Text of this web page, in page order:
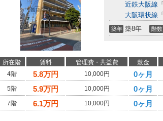
近鉄大阪線 「
大阪環状線 「
築年 築8年 階数
所在階 賃料 管理費・共益費 敷金
4階
5.8万円 10,000円 0ヶ月
5階
5.9万円 10,000円 0ヶ月
7階
6.1万円 10,000円 0ヶ月